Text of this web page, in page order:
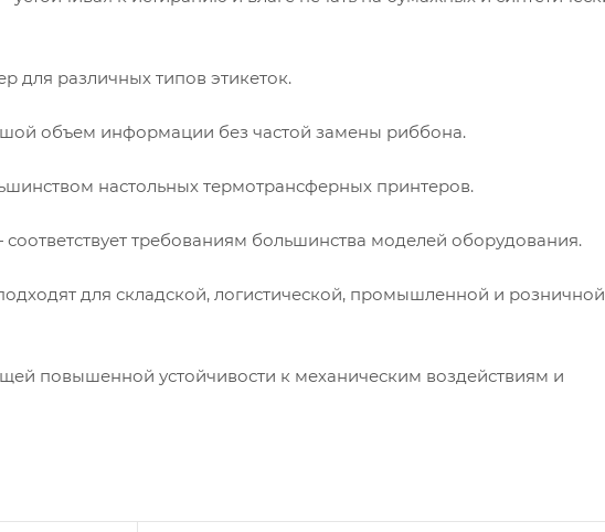
для различных типов этикеток.
объем информации без частой замены риббона.
настольных термотрансферных принтеров.
требованиям большинства моделей оборудования.
для складской, логистической, промышленной и розничной
повышенной устойчивости к механическим воздействиям и